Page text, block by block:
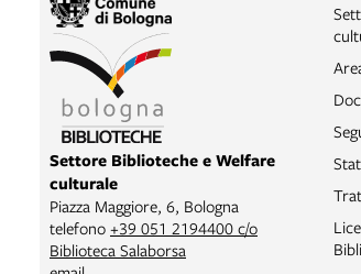
Settore Biblioteche e Welfare
culturale
Piazza Maggiore, 6, Bologna
telefono +39 051 2194400 c/o
Biblioteca Salaborsa